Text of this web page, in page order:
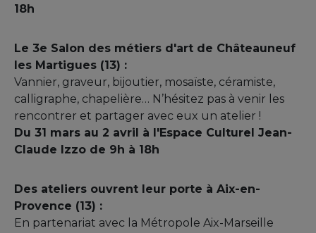
18h
Le 3e Salon des métiers d'art de Châteauneuf
les Martigues (13) :
Vannier, graveur, bijoutier, mosaïste, céramiste,
calligraphe, chapelière… N’hésitez pas à venir les
rencontrer et partager avec eux un atelier !
Du 31 mars au 2 avril à l'Espace Culturel Jean-
Claude Izzo de 9h à 18h
Des ateliers ouvrent leur porte à Aix-en-
Provence (13) :
En partenariat avec la Métropole Aix-Marseille